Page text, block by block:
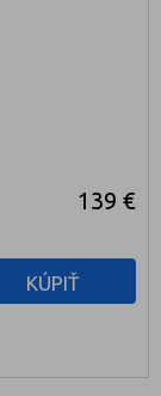
139 €
KÚPIŤ